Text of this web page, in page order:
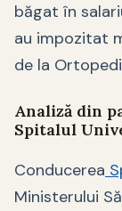
băgat în
au impozitat
de la
Analiză din
Spitalul
Conducerea
Ministerului